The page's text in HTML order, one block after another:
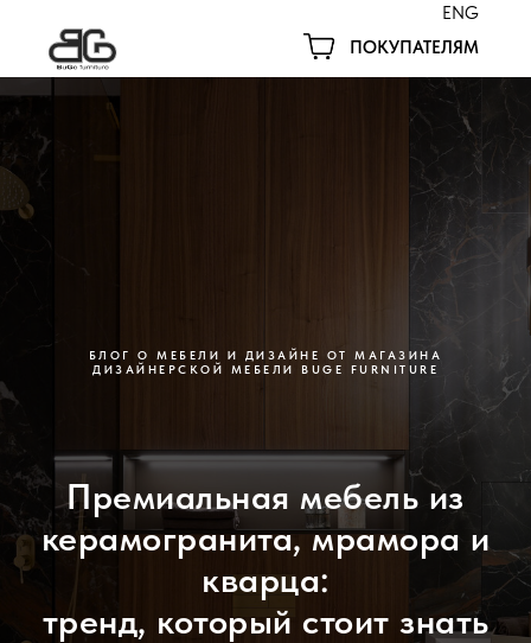
ПОКУПАТЕЛЯМ
ENG
БЛОГ О МЕБЕЛИ И ДИЗАЙНЕ ОТ МАГАЗИНА
ДИЗАЙНЕРСКОЙ МЕБЕЛИ BUGE FURNITURE
Премиальная мебель из
керамогранита, мрамора и
кварца:
тренд, который стоит знать